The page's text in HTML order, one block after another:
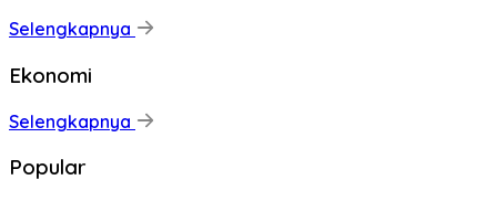
Selengkapnya
Ekonomi
Selengkapnya
Popular